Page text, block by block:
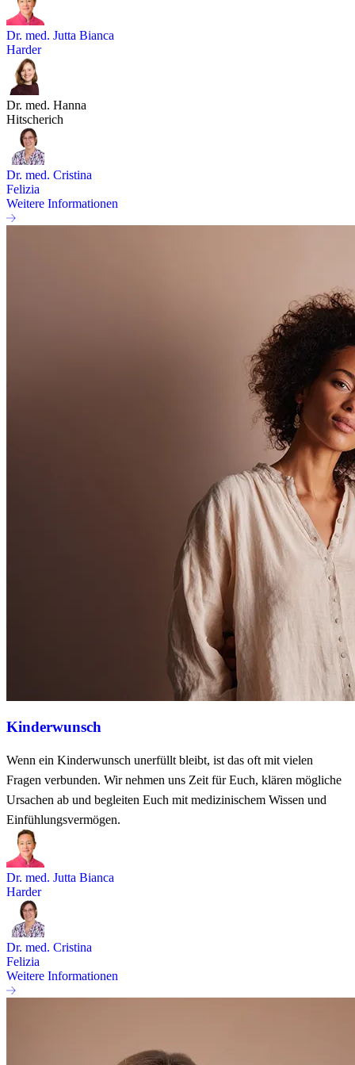
Dr. med. Jutta Bianca
Harder
Dr. med. Hanna
Hitscherich
Dr. med. Cristina
Felizia
Weitere Informationen
Kinderwunsch
Wenn ein Kinderwunsch unerfüllt bleibt, ist das oft mit vielen
Fragen verbunden. Wir nehmen uns Zeit für Euch, klären mögliche
Ursachen ab und begleiten Euch mit medizinischem Wissen und
Einfühlungsvermögen.
Dr. med. Jutta Bianca
Harder
Dr. med. Cristina
Felizia
Weitere Informationen